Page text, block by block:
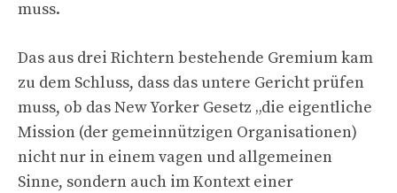
muss.
Das aus drei Richtern bestehende Gremium kam
zu dem Schluss, dass das untere Gericht prüfen
muss, ob das New Yorker Gesetz „die eigentliche
Mission (der gemeinnützigen Organisationen)
nicht nur in einem vagen und allgemeinen
Sinne, sondern auch im Kontext einer